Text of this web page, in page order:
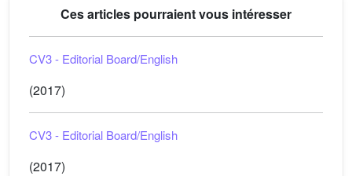
Ces articles pourraient vous intéresser
CV3 - Editorial Board/English
(2017)
CV3 - Editorial Board/English
(2017)